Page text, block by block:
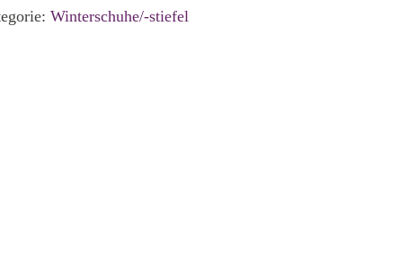
Winterschuhe/-stiefel